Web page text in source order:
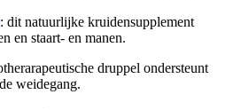
: dit natuurlijke kruidensupplement
en staart- en manen.
druppel ondersteunt
weidegang.